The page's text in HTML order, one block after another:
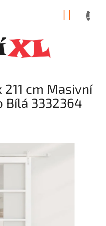
cm Masivní
Bílá 3332364